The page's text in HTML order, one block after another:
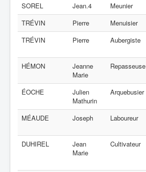
SOREL Jean.4 Meunier
TRÉVIN
Pierre
Menuisier
TRÉVIN
Pierre Aubergiste
HÉMON
Jeanne
Marie
Repasseuse
ÉOCHE
Julien
Mathurin
Arquebusier
MÉAUDE Joseph Laboureur
DUHIREL
Jean
Marie
Cultivateur